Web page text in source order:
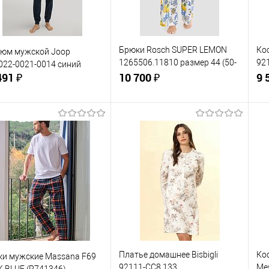
мужской Joop
0021-0014 синий
₽
В корзину
Купить в 1
Сравнение
В избранное В наличии
одежды:
Брюки Rosch SUPER LEMON
1265506.11810 размер 44 (50-
52)
10 700 ₽
В корзину
Купить в 1
Сравнение
В избранное
Размер одежды:
9
мужские Massana F69
Платье домашнее Bisbigli